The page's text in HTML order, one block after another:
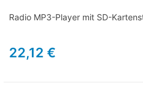
Radio MP3-Player mit SD-
22,12 €